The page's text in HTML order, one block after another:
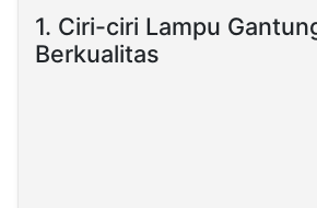
1. Ciri-ciri Lampu
Berkualitas